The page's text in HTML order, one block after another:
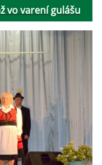
vo varení gulášu